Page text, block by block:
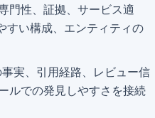
門性、証拠、サービス適
すい構成、エンティティの
実、引用経路、レビュー信
ルでの発見しやすさを接続